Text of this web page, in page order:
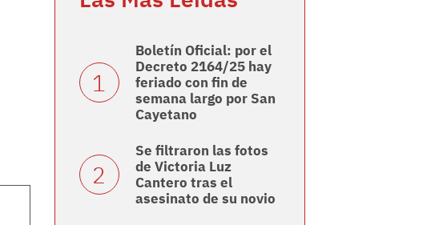
Boletín Oficial: por el
Decreto 2164/25 hay
feriado con fin de
semana largo por San
Cayetano
Se filtraron las fotos
de Victoria Luz
Cantero tras el
asesinato de su novio